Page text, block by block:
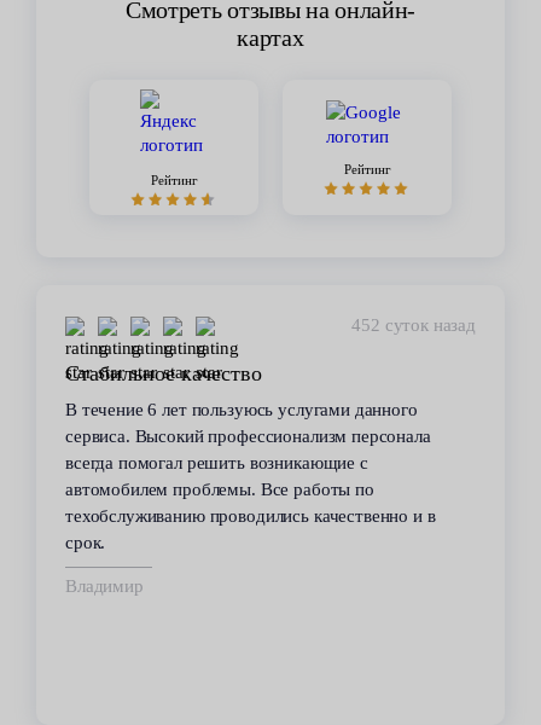
Смотреть отзывы на онлайн-
картах
Рейтинг
Рейтинг
452 суток назад
Стабильное качество
В течение 6 лет пользуюсь услугами данного
сервиса. Высокий профессионализм персонала
всегда помогал решить возникающие с
автомобилем проблемы. Все работы по
техобслуживанию проводились качественно и в
срок.
Владимир